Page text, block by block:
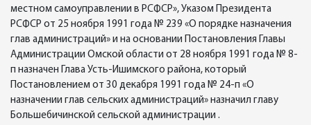
местном самоуправлении в РСФСР», Указом Президента
РСФСР от 25 ноября 1991 года № 239 «О порядке назначения
глав администраций» и на основании Постановления Главы
Администрации Омской области от 28 ноября 1991 года № 8-
п назначен Глава Усть-Ишимского района, который
Постановлением от 30 декабря 1991 года № 24-п «О
назначении глав сельских администраций» назначил главу
Большебичинской сельской администрации .